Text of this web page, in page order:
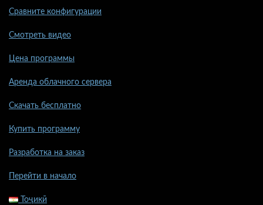
Сравните конфигурации
Смотреть видео
Цена программы
Аренда облачного сервера
Скачать бесплатно
Купить программу
Разработка на заказ
Перейти в начало
Тоҷикӣ